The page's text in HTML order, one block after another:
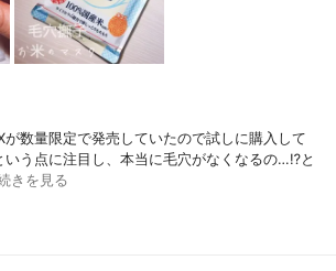
数量限定で発売していたので試しに購入して
いう点に注目し、本当に毛穴がなくなるの…⁉︎と
きを見る